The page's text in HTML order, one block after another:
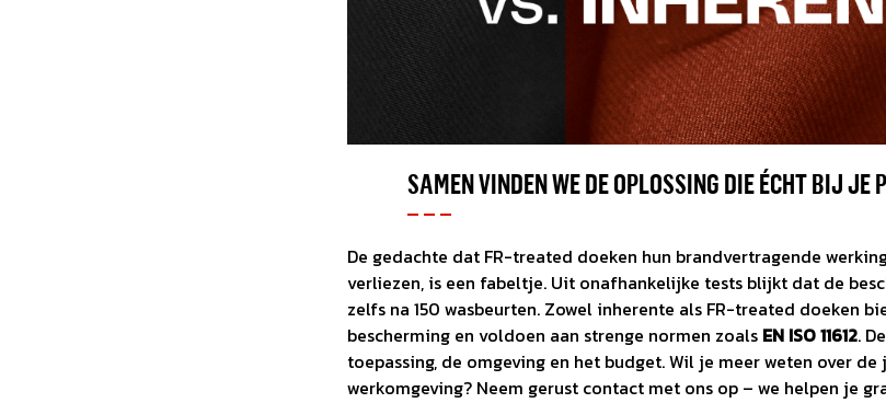
SAMEN VINDEN WE DE OPLOSSING DIE ÉCHT BIJ JE
De gedachte dat FR-treated doeken hun brandvertragende
verliezen, is een fabeltje. Uit onafhankelijke tests blijkt dat de
zelfs na 150 wasbeurten. Zowel inherente als FR-treated doeken
bescherming en voldoen aan strenge normen zoals EN ISO 11612.
toepassing, de omgeving en het budget. Wil je meer weten over
werkomgeving? Neem gerust contact met ons op – we helpen je